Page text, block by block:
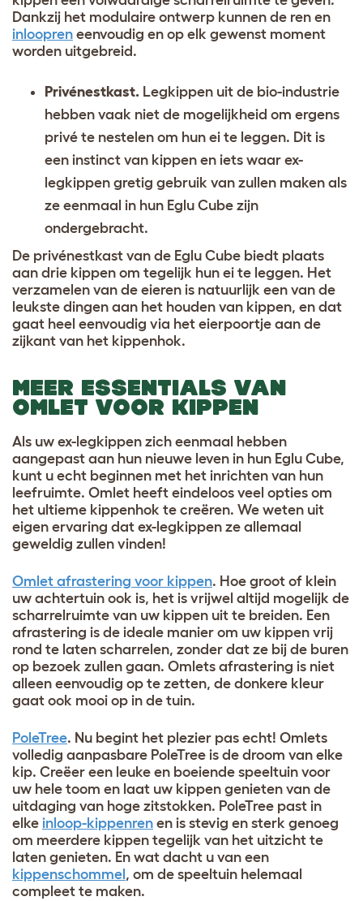
Dankzij het modulaire ontwerp kunnen de ren en
inloopren eenvoudig en op elk gewenst moment
worden uitgebreid.
Privénestkast. Legkippen uit de bio-industrie
hebben vaak niet de mogelijkheid om ergens
privé te nestelen om hun ei te leggen. Dit is
een instinct van kippen en iets waar ex-
legkippen gretig gebruik van zullen maken als
ze eenmaal in hun Eglu Cube zijn
ondergebracht.
De privénestkast van de Eglu Cube biedt plaats
aan drie kippen om tegelijk hun ei te leggen. Het
verzamelen van de eieren is natuurlijk een van de
leukste dingen aan het houden van kippen, en dat
gaat heel eenvoudig via het eierpoortje aan de
zijkant van het kippenhok.
MEER ESSENTIALS VAN
OMLET VOOR KIPPEN
Als uw ex-legkippen zich eenmaal hebben
aangepast aan hun nieuwe leven in hun Eglu Cube,
kunt u echt beginnen met het inrichten van hun
leefruimte. Omlet heeft eindeloos veel opties om
het ultieme kippenhok te creëren. We weten uit
eigen ervaring dat ex-legkippen ze allemaal
geweldig zullen vinden!
Omlet afrastering voor kippen. Hoe groot of klein
uw achtertuin ook is, het is vrijwel altijd mogelijk de
scharrelruimte van uw kippen uit te breiden. Een
afrastering is de ideale manier om uw kippen vrij
rond te laten scharrelen, zonder dat ze bij de buren
op bezoek zullen gaan. Omlets afrastering is niet
alleen eenvoudig op te zetten, de donkere kleur
gaat ook mooi op in de tuin.
PoleTree. Nu begint het plezier pas echt! Omlets
volledig aanpasbare PoleTree is de droom van elke
kip. Creëer een leuke en boeiende speeltuin voor
uw hele toom en laat uw kippen genieten van de
uitdaging van hoge zitstokken. PoleTree past in
elke inloop-kippenren en is stevig en sterk genoeg
om meerdere kippen tegelijk van het uitzicht te
laten genieten. En wat dacht u van een ​​
kippenschommel , om de speeltuin helemaal
compleet te maken.